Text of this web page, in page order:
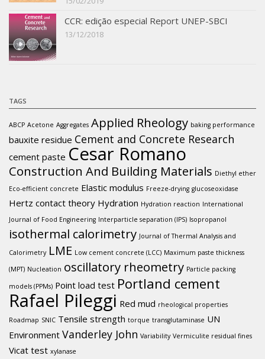
CCR: edição especial Report UNEP-SBCI
13/12/2018
TAGS
ABCP Acetone Aggregates Applied Rheology baking performance
bauxite residue Cement and Concrete Research
cement paste Cesar Romano
Construction And Building Materials Diethyl ether
Eco-efficient concrete Elastic modulus Freeze-drying glucoseoxidase
Hertz contact theory Hydration Hydration reaction International
Journal of Food Engineering Interparticle separation (IPS) Isopropanol
isothermal calorimetry Journal of Thermal Analysis and
Calorimetry LME Low cement concrete (LCC) Maximum paste thickness
(MPT) Nucleation oscillatory rheometry Particle packing
models (PPMs) Point load test Portland cement
Rafael Pileggi Red mud rheological properties
Roadmap SNIC Tensile strength torque transglutaminase UN
Environment Vanderley John Variability Vermiculite residual fines
Vicat test xylanase